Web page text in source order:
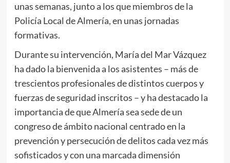
unas semanas, junto a los que miembros de la
Policía Local de Almería, en unas jornadas
formativas.
Durante su intervención, María del Mar Vázquez
ha dado la bienvenida a los asistentes – más de
trescientos profesionales de distintos cuerpos y
fuerzas de seguridad inscritos – y ha destacado la
importancia de que Almería sea sede de un
congreso de ámbito nacional centrado en la
prevención y persecución de delitos cada vez más
sofisticados y con una marcada dimensión